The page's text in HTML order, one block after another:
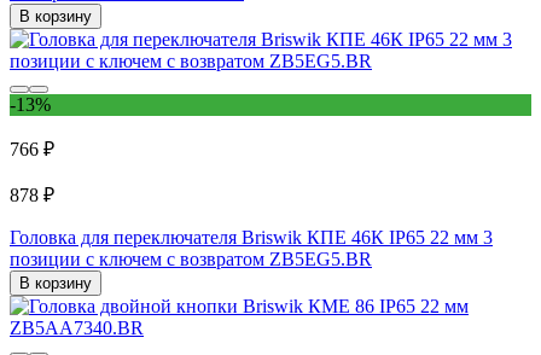
В корзину
-13%
766 ₽
878 ₽
Головка для переключателя Briswik КПЕ 46К IP65 22 мм 3
позиции с ключем с возвратом ZB5EG5.BR
В корзину